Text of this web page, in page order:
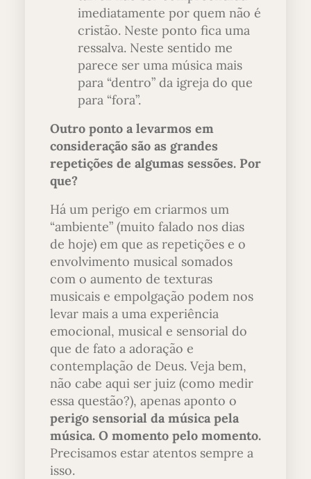
imediatamente por quem não é
cristão. Neste ponto fica uma
ressalva. Neste sentido me
parece ser uma música mais
para “dentro” da igreja do que
para “fora”.
Outro ponto a levarmos em
consideração são as grandes
repetições de algumas sessões. Por
que?
Há um perigo em criarmos um
“ambiente” (muito falado nos dias
de hoje) em que as repetições e o
envolvimento musical somados
com o aumento de texturas
musicais e empolgação podem nos
levar mais a uma experiência
emocional, musical e sensorial do
que de fato a adoração e
contemplação de Deus. Veja bem,
não cabe aqui ser juiz (como medir
essa questão?), apenas aponto o
perigo sensorial da música pela
música. O momento pelo momento.
Precisamos estar atentos sempre a
isso.